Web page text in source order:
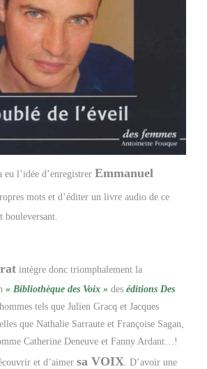
eu l’idée d’enregistrer Emmanuel
mots et d’éditer un livre audio de ce
bouleversant.
intègre donc triomphalement la
« Bibliothèque des Voix » des éditions Des
tels que Julien Gracq et Jacques
que Nathalie Sarraute et Françoise Sagan,
Catherine Deneuve et Fanny Ardant…!
et d’aimer sa VOIX . D’avoir une